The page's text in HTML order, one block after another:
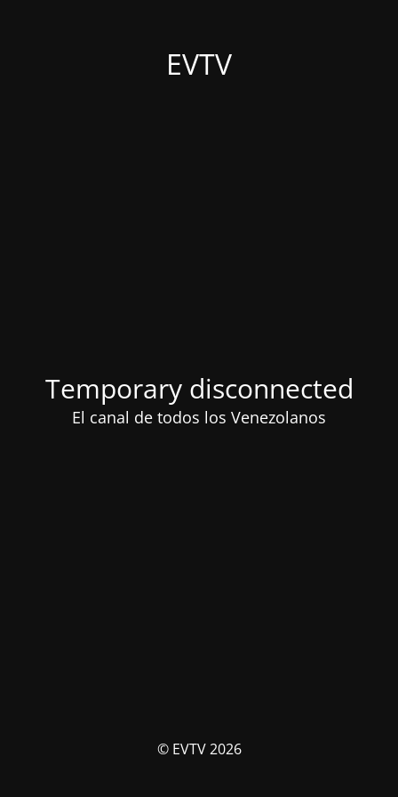
EVTV
Temporary disconnected
El canal de todos los Venezolanos
© EVTV 2026